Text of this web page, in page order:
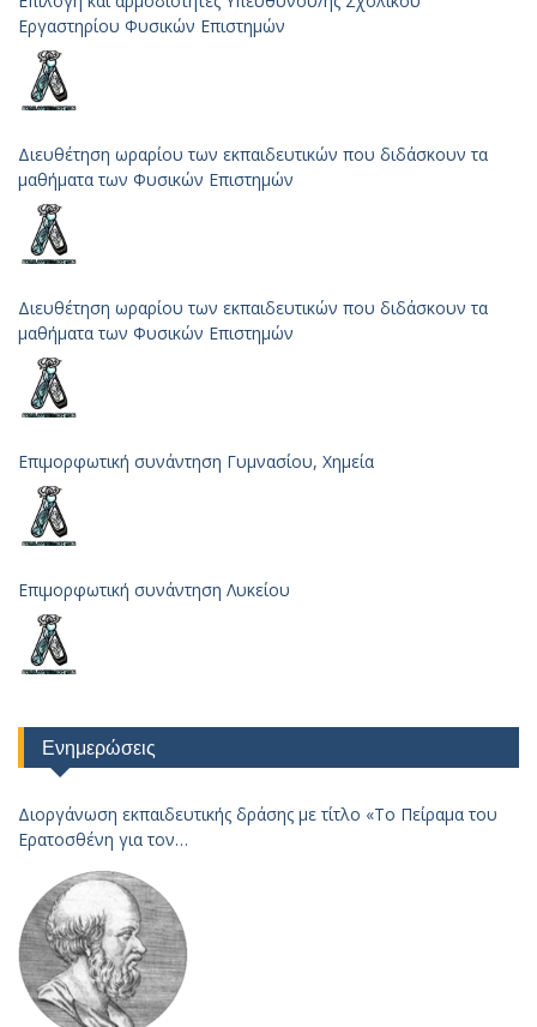
Εργαστηρίου Φυσικών Επιστημών
Διευθέτηση ωραρίου των εκπαιδευτικών που διδάσκουν τα
μαθήματα των Φυσικών Επιστημών
Διευθέτηση ωραρίου των εκπαιδευτικών που διδάσκουν τα
μαθήματα των Φυσικών Επιστημών
Επιμορφωτική συνάντηση Γυμνασίου, Χημεία
Επιμορφωτική συνάντηση Λυκείου
Ενημερώσεις
Διοργάνωση εκπαιδευτικής δράσης με τίτλο «Το Πείραμα του
Ερατοσθένη για τον